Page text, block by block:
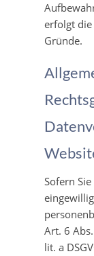
erfolgt
Gründe.
Sofern
Art. 6
lit. a